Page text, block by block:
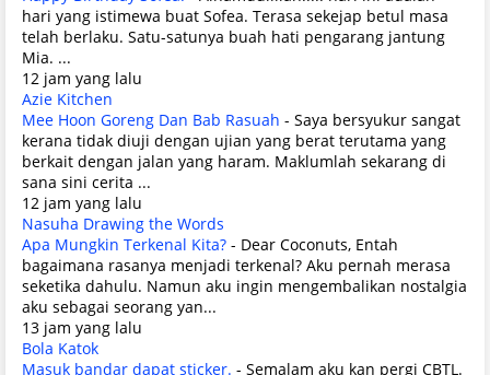
hari yang istimewa buat Sofea. Terasa sekejap betul masa
telah berlaku. Satu-satunya buah hati pengarang jantung
Mia. ...
12 jam yang lalu
Azie Kitchen
Mee Hoon Goreng Dan Bab Rasuah - Saya bersyukur sangat
kerana tidak diuji dengan ujian yang berat terutama yang
berkait dengan jalan yang haram. Maklumlah sekarang di
sana sini cerita ...
12 jam yang lalu
Nasuha Drawing the Words
Apa Mungkin Terkenal Kita? - Dear Coconuts, Entah
bagaimana rasanya menjadi terkenal? Aku pernah merasa
seketika dahulu. Namun aku ingin mengembalikan nostalgia
aku sebagai seorang yan...
13 jam yang lalu
Bola Katok
Masuk bandar dapat sticker. - Semalam aku kan pergi CBTL.